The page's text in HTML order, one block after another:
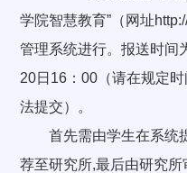
学院智慧教育”（网址
管理系统进行。报送时
20日16：00（请在规定
法提交）。
首先需由学生在系统
荐至研究所,最后由研究